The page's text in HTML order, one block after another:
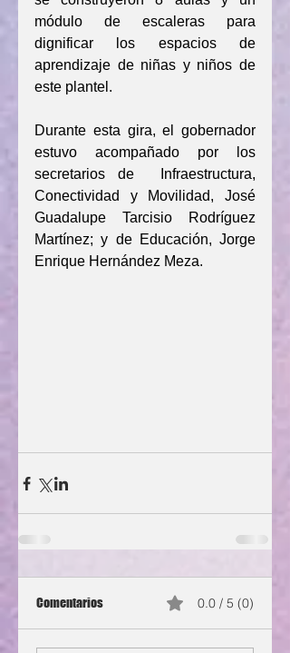
módulo de escaleras para
dignificar los espacios de
aprendizaje de niñas y niños de
este plantel.
Durante esta gira, el gobernador
estuvo acompañado por los
secretarios de  Infraestructura,
Conectividad y Movilidad, José
Guadalupe Tarcisio Rodríguez
Martínez; y de Educación, Jorge
Enrique Hernández Meza.
Comentarios 0.0 / 5 (0)